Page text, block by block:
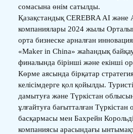
сомасына өнім сатылды.
Қазақстандық CEREBRA AI және
компаниялары 2024 жылы
орта бизнеске арналған
«Maker in China» жаһандық
финалында бірінші және екінші
Көрме аясында бірқатар
келісімдерге қол қойылды.
дамытуға және Түркістан
ұлғайтуға бағытталған
басқармасы мен Бахрейн
компаниясы арасындағы